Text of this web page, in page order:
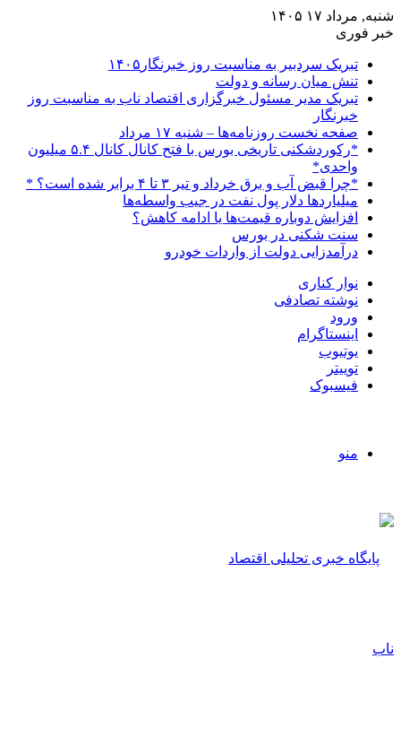
شنبه, مرداد ۱۷ ۱۴۰۵
خبر فوری
تبریک سردبیر به مناسبت روز خبرنگار۱۴۰۵
تنش میان رسانه و دولت
تبریک مدیر مسئول خبرگزاری اقتصاد ناب به مناسبت روز
خبرنگار
صفحه نخست روزنامه‌ها – شنبه ۱۷ مرداد
*رکوردشکنی تاریخی بورس با فتح کانال کانال ۵.۴ میلیون
واحدی*
*چرا قبض آب و برق خرداد و تیر ۳ تا ۴ برابر شده است؟ *
میلیاردها دلار پول نفت در جیب واسطه‌ها
افزایش دوباره قیمت‌ها یا ادامه کاهش؟
سنت شکنی در بورس
درآمدزایی دولت از واردات خودرو
نوار کناری
نوشته تصادفی
ورود
اینستاگرام
یوتیوب
توییتر
فیسبوک
منو